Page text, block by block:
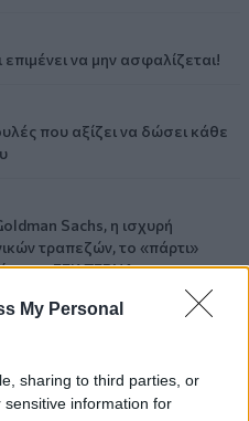
My Personal
sharing to third parties, or
information for
να μην ασφαλίζεται!
που αξίζει να δώσει κάθε
Sachs, η ισχυρή
τραπεζών, το «πάρτι»
της ΓΕΚ ΤΕΡΝΑ
τους πληγέντες